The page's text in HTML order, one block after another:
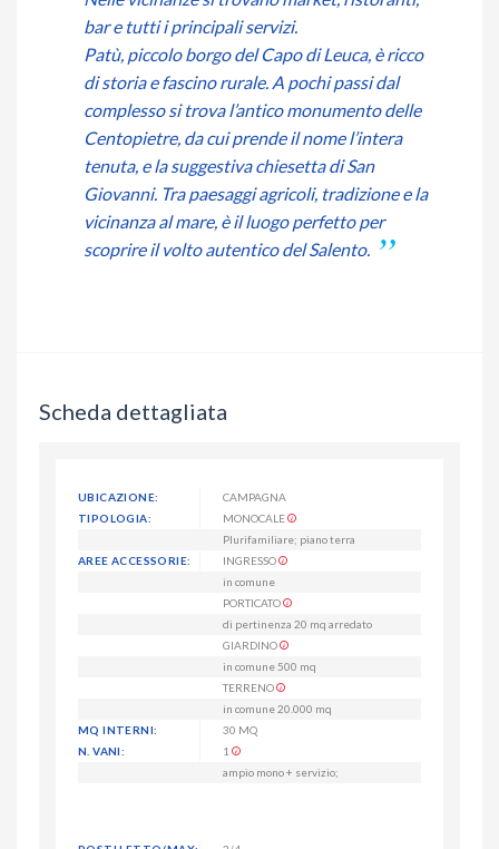
bar e tutti i principali servizi.
Patù, piccolo borgo del Capo di Leuca, è ricco
di storia e fascino rurale. A pochi passi dal
complesso si trova l’antico monumento delle
Centopietre, da cui prende il nome l’intera
tenuta, e la suggestiva chiesetta di San
Giovanni. Tra paesaggi agricoli, tradizione e la
vicinanza al mare, è il luogo perfetto per
scoprire il volto autentico del Salento.
Scheda dettagliata
UBICAZIONE:
CAMPAGNA
TIPOLOGIA:
MONOCALE
Plurifamiliare; piano terra
AREE ACCESSORIE:
INGRESSO
in comune
PORTICATO
di pertinenza 20 mq arredato
GIARDINO
in comune 500 mq
TERRENO
in comune 20.000 mq
MQ INTERNI:
30 MQ
N. VANI:
1
ampio mono + servizio;